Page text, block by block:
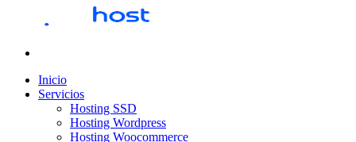
Inicio
Servicios
Hosting SSD
Hosting Wordpress
Hosting Woocommerce